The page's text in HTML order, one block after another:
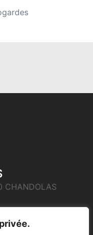
CHANDOLAS